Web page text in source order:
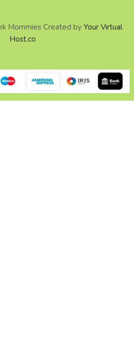
Mommies Created by Your Virtual
Host.co